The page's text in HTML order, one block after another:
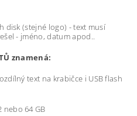
disk (stejné logo) - text musí
- jméno, datum apod..
znamená:
text na krabičce i USB flash
nebo 64 GB